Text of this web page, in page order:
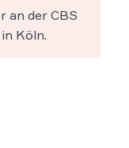
an der CBS
Köln.